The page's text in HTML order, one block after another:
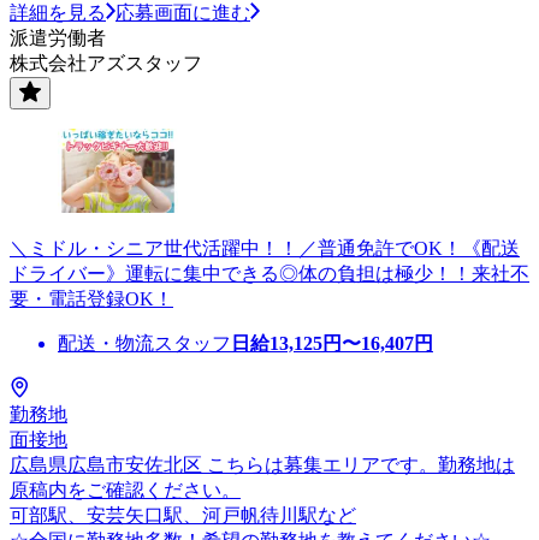
詳細を見る
応募画面に進む
派遣労働者
株式会社アズスタッフ
＼ミドル・シニア世代活躍中！！／普通免許でOK！《配送
ドライバー》運転に集中できる◎体の負担は極少！！来社不
要・電話登録OK！
配送・物流スタッフ 日給13,125円〜16,407円
勤務地
面接地
広島県広島市安佐北区 こちらは募集エリアです。勤務地は
原稿内をご確認ください。
可部駅、安芸矢口駅、河戸帆待川駅など